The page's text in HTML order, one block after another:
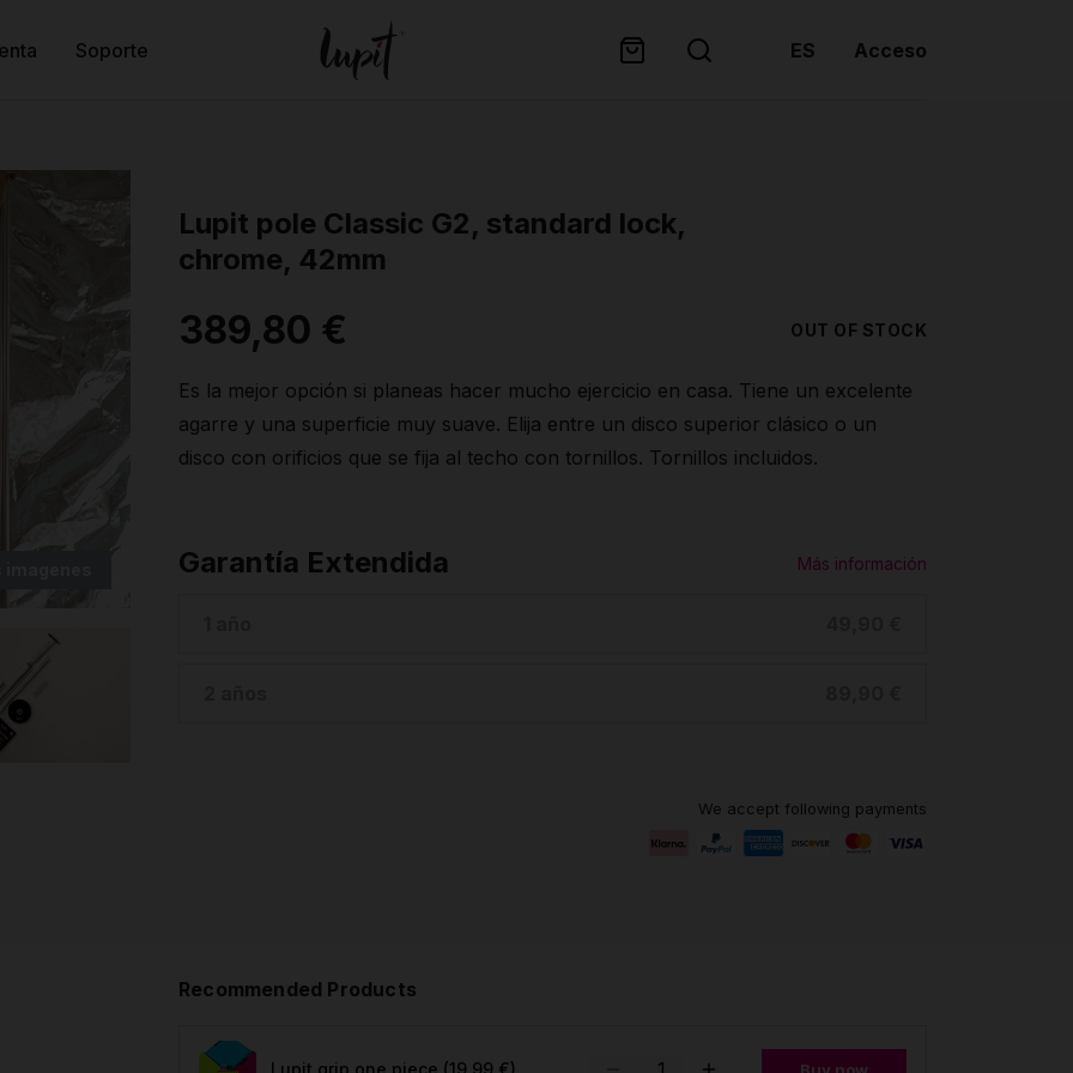
Soporte ES Acceso
Lupit pole Classic G2, standard lock,
chrome, 42mm
389,80 € OUT OF STOCK
Es la mejor opción si planeas hacer mucho ejercicio en casa. Tiene un excelente
agarre y una superficie muy suave. Elija entre un disco superior clásico o un
disco con orificios que se fija al techo con tornillos. Tornillos incluidos.
Garantía Extendida Más información
We accept following payments
Recommended Products
Lupit grip one piece (19,99 €) Buy now